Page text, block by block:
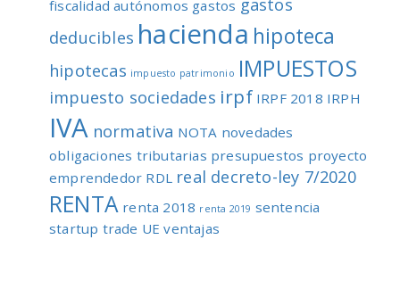
fiscalidad autónomos gastos
deducibles hacienda hipoteca
hipotecas impuesto patrimonio IMPUESTOS
impuesto sociedades irpf IRPF 2018 IRPH
IVA normativa NOTA novedades
obligaciones tributarias presupuestos proyecto
emprendedor RDL real decreto-ley 7/2020
RENTA renta 2018 renta 2019 sentencia
startup trade UE ventajas